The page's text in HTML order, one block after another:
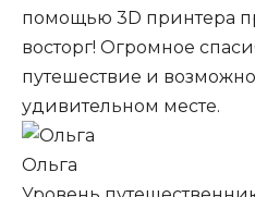
помощью 3D принтера
восторг! Огромное
путешествие и
удивительном месте.
Ольга